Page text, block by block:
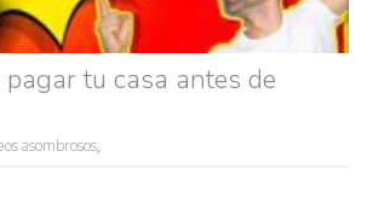
tu casa antes de
asombrosos,